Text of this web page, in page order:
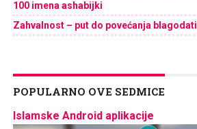
100 imena ashabijki
Zahvalnost – put do povećanja blagodati
POPULARNO OVE SEDMICE
Islamske Android aplikacije